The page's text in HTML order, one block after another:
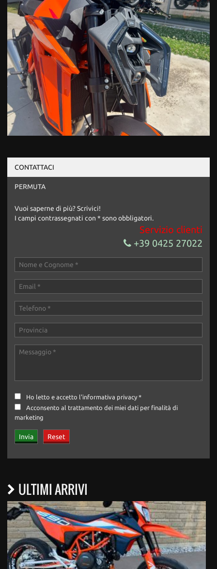
CONTATTACI
PERMUTA
Vuoi saperne di più? Scrivici!
I campi contrassegnati con * sono obbligatori.
Servizio clienti
+39 0425 27022
Ho letto e accetto l'informativa privacy *
Acconsento al trattamento dei miei dati per finalità di
marketing
ULTIMI ARRIVI